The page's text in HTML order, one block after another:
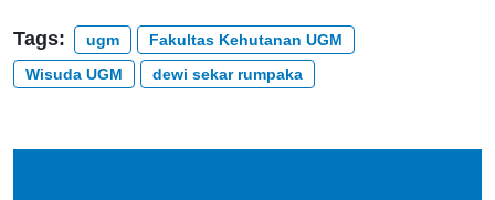
Tags: ugm
Fakultas Kehutanan UGM
Wisuda UGM
dewi sekar rumpaka